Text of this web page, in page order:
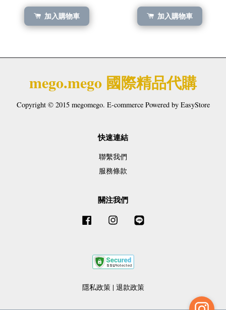
加入購物車 加入購物車
mego.mego 國際精品代購
Copyright © 2015 megomego. E-commerce Powered by EasyStore
快速連結
聯繫我們
服務條款
關注我們
Facebook Instagram
隱私政策| 退款政策